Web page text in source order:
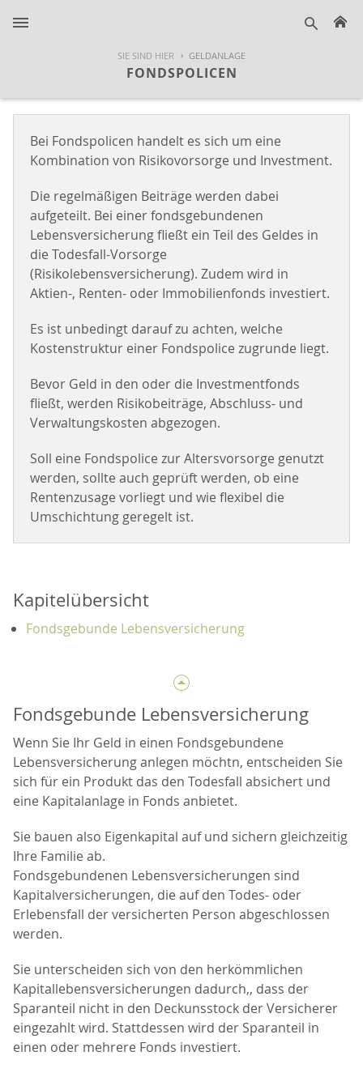
SIE SIND HIER GELDANLAGE
FONDSPOLICEN
Bei Fondspolicen handelt es sich um eine
Kombination von Risikovorsorge und Investment.
Die regelmäßigen Beiträge werden dabei
aufgeteilt. Bei einer fondsgebundenen
Lebensversicherung fließt ein Teil des Geldes in
die Todesfall-Vorsorge
(Risikolebensversicherung). Zudem wird in
Aktien-, Renten- oder Immobilienfonds investiert.
Es ist unbedingt darauf zu achten, welche
Kostenstruktur einer Fondspolice zugrunde liegt.
Bevor Geld in den oder die Investmentfonds
fließt, werden Risikobeiträge, Abschluss- und
Verwaltungskosten abgezogen.
Soll eine Fondspolice zur Altersvorsorge genutzt
werden, sollte auch geprüft werden, ob eine
Rentenzusage vorliegt und wie flexibel die
Umschichtung geregelt ist.
Kapitelübersicht
Fondsgebunde Lebensversicherung
Fondsgebunde Lebensversicherung
Wenn Sie Ihr Geld in einen Fondsgebundene
Lebensversicherung anlegen möchtn, entscheiden Sie
sich für ein Produkt das den Todesfall absichert und
eine Kapitalanlage in Fonds anbietet.
Sie bauen also Eigenkapital auf und sichern gleichzeitig
Ihre Familie ab.
Fondsgebundenen Lebensversicherungen sind
Kapitalversicherungen, die auf den Todes- oder
Erlebensfall der versicherten Person abgeschlossen
werden.
Sie unterscheiden sich von den herkömmlichen
Kapitallebensversicherungen dadurch,, dass der
Sparanteil nicht in den Deckunsstock der Versicherer
eingezahlt wird. Stattdessen wird der Sparanteil in
einen oder mehrere Fonds investiert.